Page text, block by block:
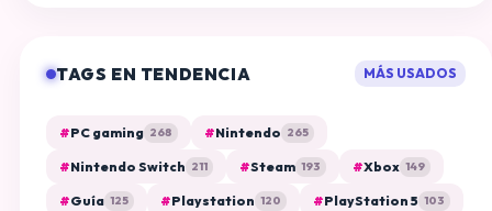
TAGS EN TENDENCIA MÁS USADOS
#PC gaming 268 #Nintendo 265
#Nintendo Switch 211 #Steam 193 #Xbox 149
#Guía 125 #Playstation 120 #PlayStation 5 103